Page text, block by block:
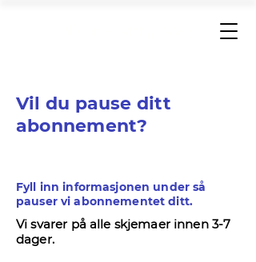
Vil du pause ditt
abonnement?
Fyll inn informasjonen under så
pauser vi abonnementet ditt.
Vi svarer på alle skjemaer innen 3-7
dager.